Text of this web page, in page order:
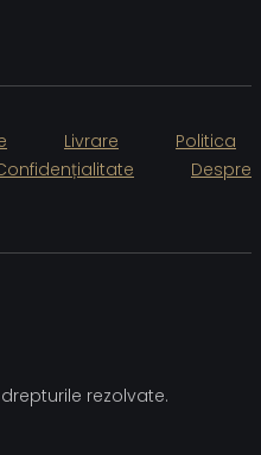
Livrare
Politica
Despre
rezolvate.